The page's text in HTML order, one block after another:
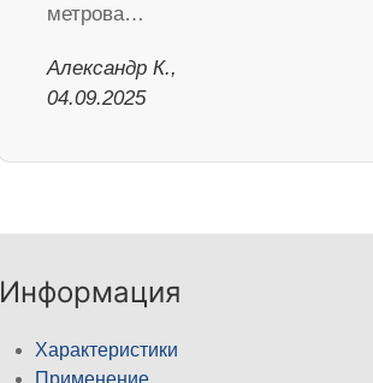
метрова…
Александр К.,
04.09.2025
Информация
Характеристики
Применение